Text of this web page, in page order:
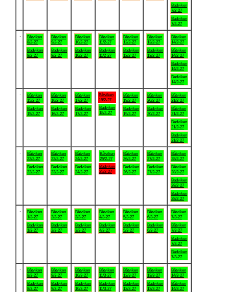
Badviken
7/2-27
Badviken
7/2-27
Båtviken
8/2-27
Badviken
8/2-27
Båtviken
9/2-27
Badviken
9/2-27
Båtviken
10/2-27
Badviken
10/2-27
Båtviken
11/2-27
Badviken
11/2-27
Båtviken
12/2-27
Badviken
12/2-27
Båtviken
13/2-27
Badviken
13/2-27
Båtviken
14/2-27
Båtviken
14/2-27
Badviken
14/2-27
Badviken
14/2-27
Båtviken
15/2-27
Badviken
15/2-27
Båtviken
16/2-27
Badviken
16/2-27
Båtviken
17/2-27
Badviken
17/2-27
Båtviken
18/2-27
Badviken
18/2-27
Båtviken
19/2-27
Badviken
19/2-27
Båtviken
20/2-27
Badviken
20/2-27
Båtviken
21/2-27
Båtviken
21/2-27
Badviken
21/2-27
Badviken
21/2-27
Båtviken
22/2-27
Badviken
22/2-27
Båtviken
23/2-27
Badviken
23/2-27
Båtviken
24/2-27
Badviken
24/2-27
Båtviken
25/2-27
Badviken
25/2-27
Båtviken
26/2-27
Badviken
26/2-27
Båtviken
27/2-27
Badviken
27/2-27
Båtviken
28/2-27
Båtviken
28/2-27
Badviken
28/2-27
Badviken
28/2-27
Båtviken
1/3-27
Badviken
1/3-27
Båtviken
2/3-27
Badviken
2/3-27
Båtviken
3/3-27
Badviken
3/3-27
Båtviken
4/3-27
Badviken
4/3-27
Båtviken
5/3-27
Badviken
5/3-27
Båtviken
6/3-27
Badviken
6/3-27
Båtviken
7/3-27
Båtviken
7/3-27
Badviken
7/3-27
Badviken
7/3-27
Båtviken
8/3-27
Badviken
8/3-27
Båtviken
9/3-27
Badviken
9/3-27
Båtviken
10/3-27
Badviken
10/3-27
Båtviken
11/3-27
Badviken
11/3-27
Båtviken
12/3-27
Badviken
12/3-27
Båtviken
13/3-27
Badviken
13/3-27
Båtviken
14/3-27
Båtviken
14/3-27